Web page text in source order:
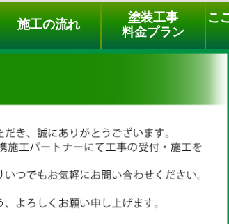
無料点検
電話でのご相談
phone
施工の流れ
塗装工事
料金プラン
こ